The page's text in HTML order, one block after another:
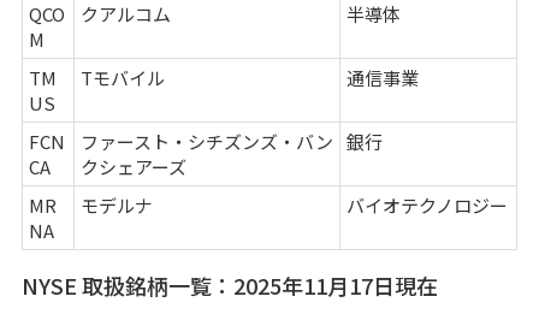
QCO
M
クアルコム 半導体
TM
US
Tモバイル 通信事業
FCN
CA
ファースト・シチズンズ・バン
クシェアーズ
銀行
MR
NA
モデルナ バイオテクノロジー
NYSE 取扱銘柄一覧：2025年11月17日現在